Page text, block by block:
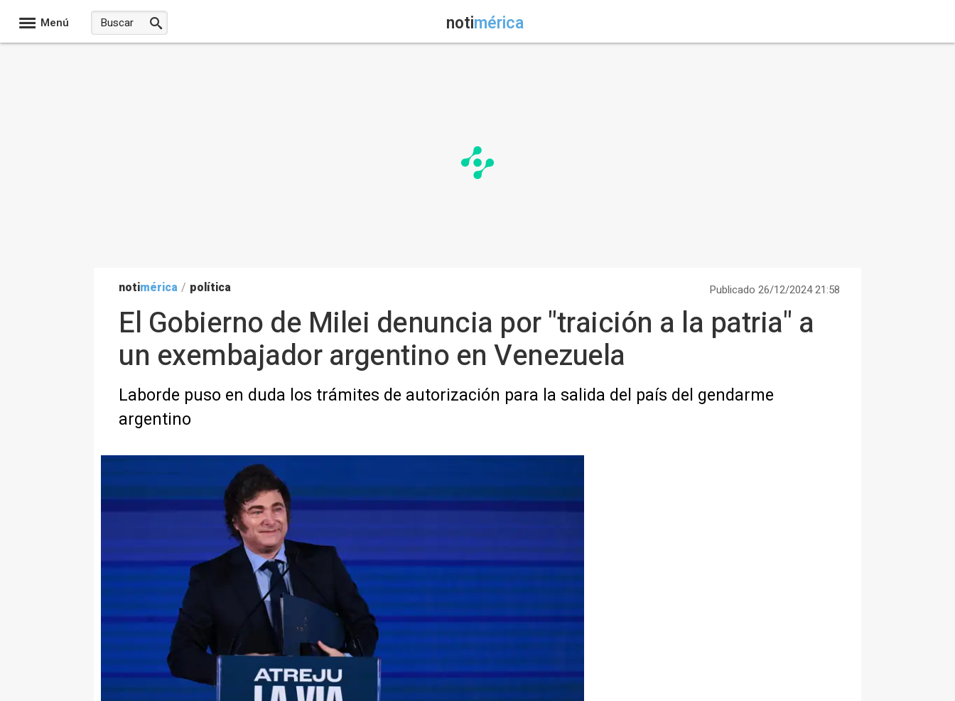
Menú notimérica
notimérica / política Publicado 26/12/2024 21:58
El Gobierno de Milei denuncia por "traición a la patria" a
un exembajador argentino en Venezuela
Laborde puso en duda los trámites de autorización para la salida del país del gendarme
argentino